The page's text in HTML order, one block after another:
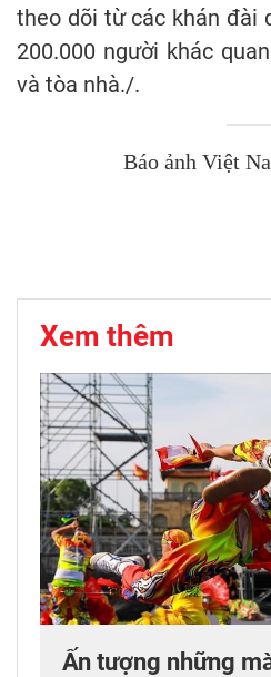
theo dõi từ các khán đài
200.000 người khác
và tòa nhà./.
Báo ảnh Việt
Xem thêm
Ấn tượng những